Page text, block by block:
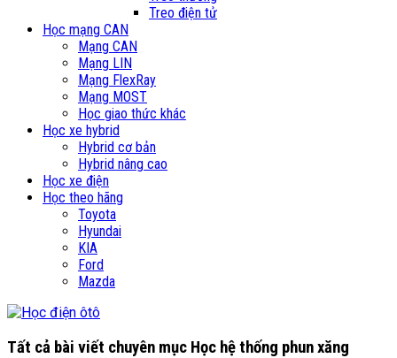
Treo điện tử
Học mạng CAN
Mạng CAN
Mạng LIN
Mạng FlexRay
Mạng MOST
Học giao thức khác
Học xe hybrid
Hybrid cơ bản
Hybrid nâng cao
Học xe điện
Học theo hãng
Toyota
Hyundai
KIA
Ford
Mazda
Tất cả bài viết chuyên mục Học hệ thống phun xăng